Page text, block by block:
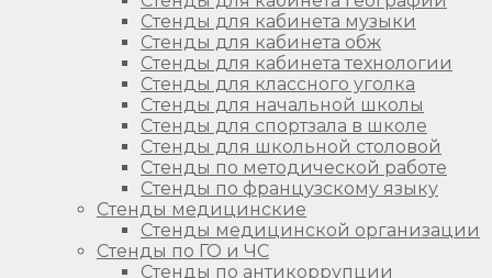
Стенды для кабинета музыки
Стенды для кабинета обж
Стенды для кабинета технологии
Стенды для классного уголка
Стенды для начальной школы
Стенды для спортзала в школе
Стенды для школьной столовой
Стенды по методической работе
Стенды по французскому языку
Стенды медицинские
Стенды медицинской организации
Стенды по ГО и ЧС
Стенды по антикоррупции